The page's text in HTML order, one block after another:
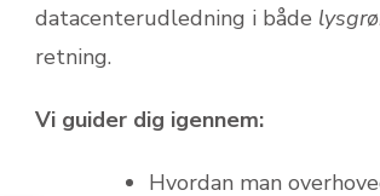
datacenter­udledning i både
retning.
Vi guider dig igennem:
Hvordan man